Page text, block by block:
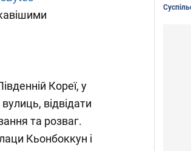
Кореї, у
відвідати
та розваг.
Кьонбоккун і